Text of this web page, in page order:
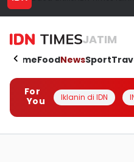
JATIM
HomeFoodNewsSport
For
You
Iklanin di IDN